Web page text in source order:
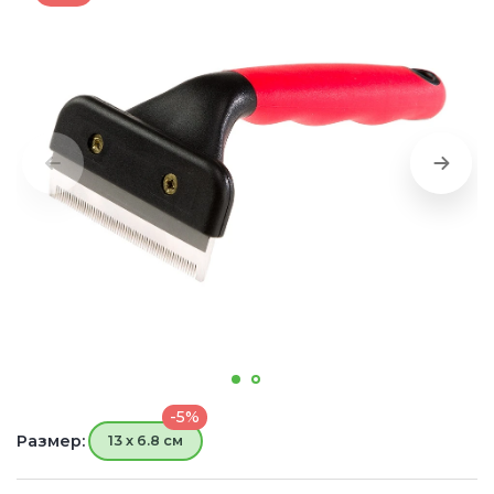
Размер:
-5%
13 х 6.8 см